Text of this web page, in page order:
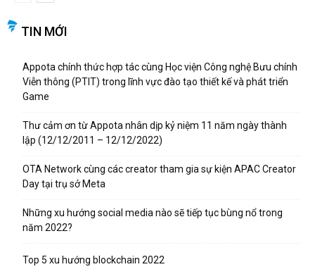
TIN MỚI
Appota chính thức hợp tác cùng Học viện Công nghệ Bưu chính
Viễn thông (PTIT) trong lĩnh vực đào tạo thiết kế và phát triển
Game
Thư cảm ơn từ Appota nhân dịp kỷ niệm 11 năm ngày thành
lập (12/12/2011 – 12/12/2022)
OTA Network cùng các creator tham gia sự kiện APAC Creator
Day tại trụ sở Meta
Những xu hướng social media nào sẽ tiếp tục bùng nổ trong
năm 2022?
Top 5 xu hướng blockchain 2022